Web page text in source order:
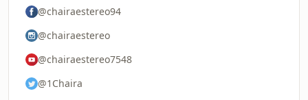
@chairaestereo94
@chairaestereo
@chairaestereo7548
@1Chaira